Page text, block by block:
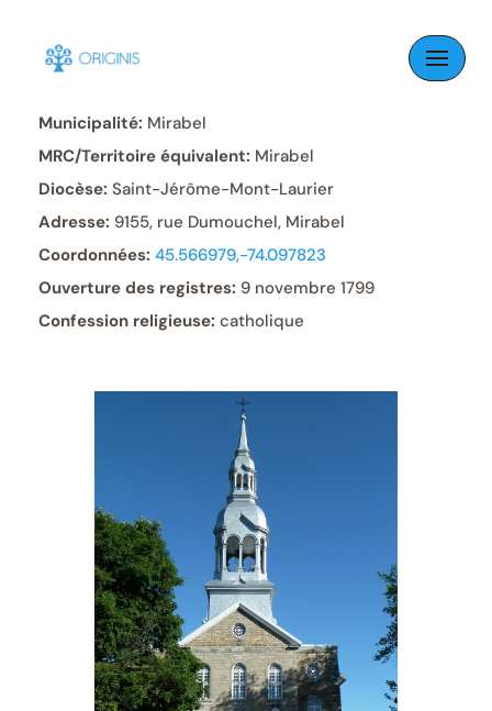
Skip
content
Municipalité: Mirabel
MRC/Territoire équivalent: Mirabel
Diocèse: Saint-Jérôme-Mont-Laurier
Adresse: 9155, rue Dumouchel, Mirabel
Coordonnées: 45.566979,-74.097823
Ouverture des registres: 9 novembre 1799
Confession religieuse: catholique